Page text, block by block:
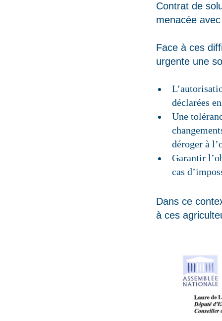
Contrat de
menacée
Face à ces
urgente une
déclarées
Une
déroger à
Garantir
cas
Dans ce
à ces